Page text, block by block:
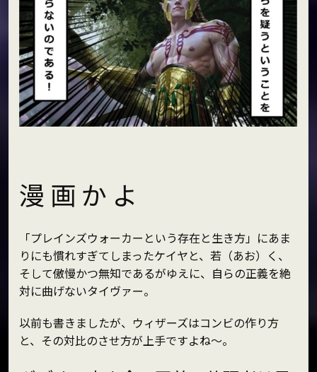
漫 画 か よ
「プレインズウォーカーという存在と生き方」にあま
りにも慣れすぎてしまったケイヤと、若（あお）く、
そして傲慢かつ無知であるがゆえに、自らの正義を絶
対に曲げないタイヴァー。
以前も書きましたが、ウィザーズはコンビの作り方
と、その対比のさせ方が上手ですよね～。